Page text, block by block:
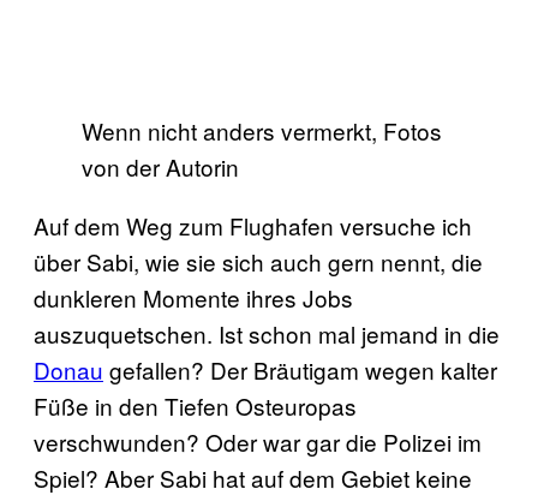
Wenn nicht anders vermerkt, Fotos
von der Autorin
Auf dem Weg zum Flughafen versuche ich
über Sabi, wie sie sich auch gern nennt, die
dunkleren Momente ihres Jobs
auszuquetschen. Ist schon mal jemand in die
Donau gefallen? Der Bräutigam wegen kalter
Füße in den Tiefen Osteuropas
verschwunden? Oder war gar die Polizei im
Spiel? Aber Sabi hat auf dem Gebiet keine